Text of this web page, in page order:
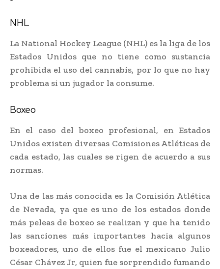
NHL
La National Hockey League (NHL) es la liga de los
Estados Unidos que no tiene como sustancia
prohibida el uso del cannabis, por lo que no hay
problema si un jugador la consume.
Boxeo
En el caso del boxeo profesional, en Estados
Unidos existen diversas Comisiones Atléticas de
cada estado, las cuales se rigen de acuerdo a sus
normas.
Una de las más conocida es la Comisión Atlética
de Nevada, ya que es uno de los estados donde
más peleas de boxeo se realizan y que ha tenido
las sanciones más importantes hacia algunos
boxeadores, uno de ellos fue el mexicano Julio
César Chávez Jr, quien fue sorprendido fumando